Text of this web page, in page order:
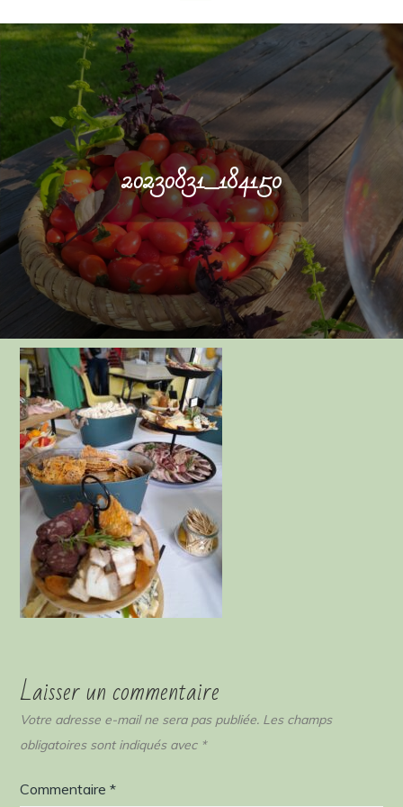
20230831_184150
Laisser un commentaire
Votre adresse e-mail ne sera pas publiée. Les champs
obligatoires sont indiqués avec *
Commentaire*